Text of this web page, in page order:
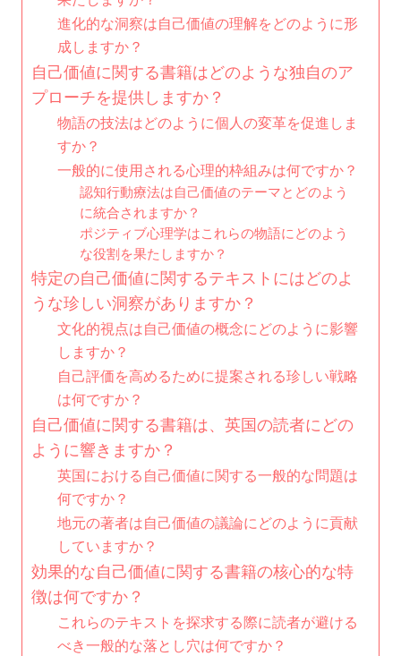
進化的な洞察は自己価値の理解をどのように形
成しますか？
自己価値に関する書籍はどのような独自のア
プローチを提供しますか？
物語の技法はどのように個人の変革を促進しま
すか？
一般的に使用される心理的枠組みは何ですか？
認知行動療法は自己価値のテーマとどのよう
に統合されますか？
ポジティブ心理学はこれらの物語にどのよう
な役割を果たしますか？
特定の自己価値に関するテキストにはどのよ
うな珍しい洞察がありますか？
文化的視点は自己価値の概念にどのように影響
しますか？
自己評価を高めるために提案される珍しい戦略
は何ですか？
自己価値に関する書籍は、英国の読者にどの
ように響きますか？
英国における自己価値に関する一般的な問題は
何ですか？
地元の著者は自己価値の議論にどのように貢献
していますか？
効果的な自己価値に関する書籍の核心的な特
徴は何ですか？
これらのテキストを探求する際に読者が避ける
べき一般的な落とし穴は何ですか？